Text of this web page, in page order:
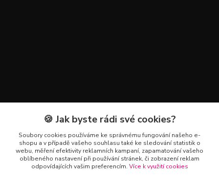
Kontakty
+420 602 223 614
info@zahradnictvipetro.cz
🍪 Jak byste rádi své cookies?
Soubory cookies používáme ke správnému fungování našeho e-
shopu a v případě vašeho souhlasu také ke sledování statistik o
webu, měření efektivity reklamních kampaní, zapamatování vašeho
oblíbeného nastavení při používání stránek, či zobrazení reklam
odpovídajících vašim preferencím. Více k využití cookies